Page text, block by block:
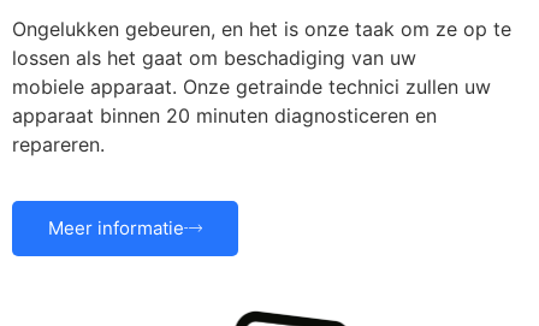
Ongelukken gebeuren, en het is onze taak om ze op te
lossen als het gaat om beschadiging van uw
mobiele apparaat. Onze getrainde technici zullen uw
apparaat binnen 20 minuten diagnosticeren en
repareren.
Meer informatie